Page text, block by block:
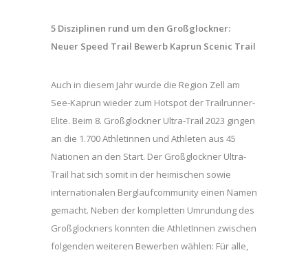
5 Disziplinen rund um den Großglockner:
Neuer Speed Trail Bewerb Kaprun Scenic Trail
Auch in diesem Jahr wurde die Region Zell am
See-Kaprun wieder zum Hotspot der Trailrunner-
Elite. Beim 8. Großglockner Ultra-Trail 2023 gingen
an die 1.700 Athletinnen und Athleten aus 45
Nationen an den Start. Der Großglockner Ultra-
Trail hat sich somit in der heimischen sowie
internationalen Berglaufcommunity einen Namen
gemacht. Neben der kompletten Umrundung des
Großglockners konnten die AthletInnen zwischen
folgenden weiteren Bewerben wählen: Für alle,